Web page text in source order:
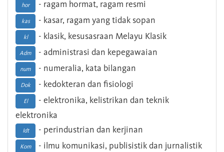
hor - ragam hormat, ragam resmi
kas - kasar, ragam yang tidak sopan
kl - klasik, kesusasraan Melayu Klasik
Adm - administrasi dan kepegawaian
num - numeralia, kata bilangan
Dok - kedokteran dan fisiologi
El
- elektronika, kelistrikan dan teknik
elektronika
Idt - perindustrian dan kerjinan
Kom - ilmu komunikasi, publisistik dan jurnalistik